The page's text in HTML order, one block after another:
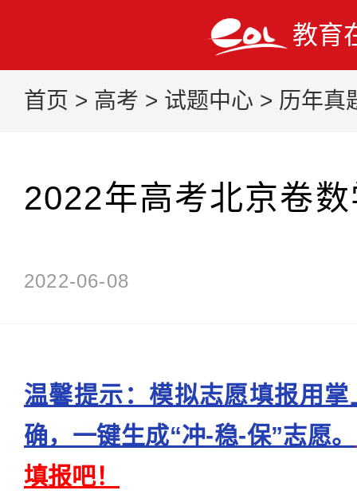
教育
首页 > 高考 > 试题中心 > 历年真
2022年高考北京卷
2022-06-08
温馨提示：模拟志愿填报用
确，一键生成“冲-稳-保”志愿。
填报吧！